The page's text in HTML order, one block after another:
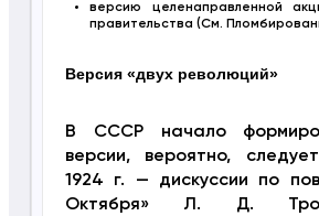
версию целенаправленной
правительства (См.
Версия «двух революций»
В СССР начало
версии, вероятно,
1924 г. — дискуссии по
Октября» Л. Д.